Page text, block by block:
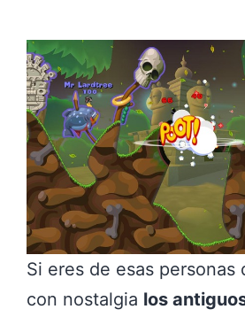
Si eres de esas personas
con nostalgia los